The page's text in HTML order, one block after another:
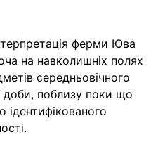
ферми Юва
на навколишніх полях
середньовічного
доби, поблизу поки що
ідентифікованого